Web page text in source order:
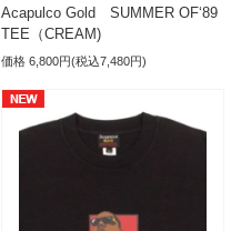
Acapulco Gold SUMMER OF‘89
TEE（CREAM)
価格 6,800円(税込7,480円)